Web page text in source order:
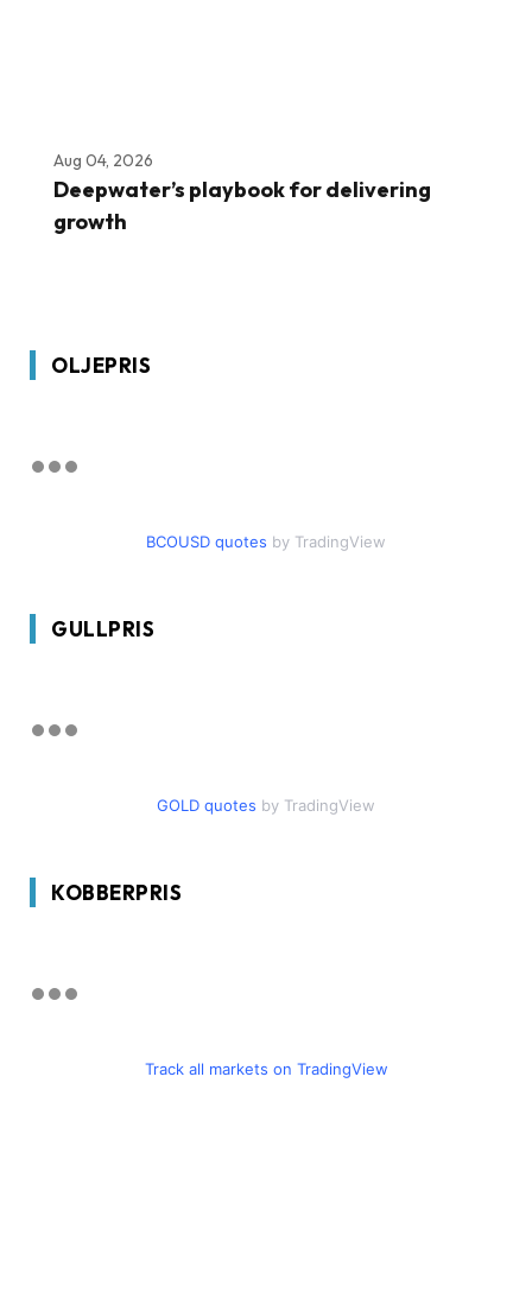
Aug 04, 2026
Deepwater’s playbook for delivering
growth
OLJEPRIS
BCOUSD quotes by TradingView
GULLPRIS
GOLD quotes by TradingView
KOBBERPRIS
Track all markets on TradingView